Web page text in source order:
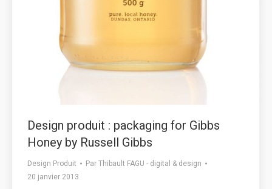
Design produit : packaging for Gibbs
Honey by Russell Gibbs
Design Produit Par Thibault FAGU - digital & design
20 janvier 2013